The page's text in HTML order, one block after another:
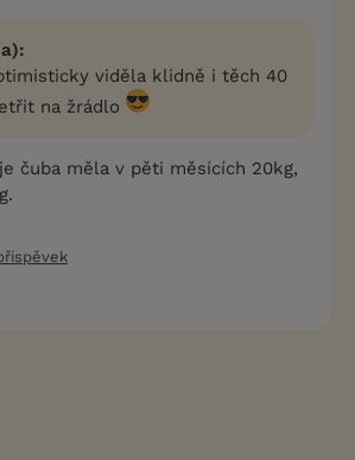
viděla klidně i těch 40
na žrádlo
čuba měla v pěti měsících 20kg,